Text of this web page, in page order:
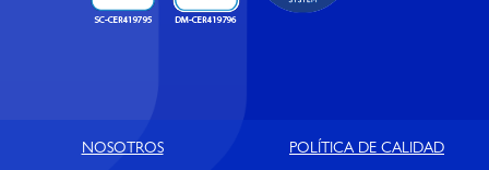
NOSOTROS POLÍTICA DE CALIDAD